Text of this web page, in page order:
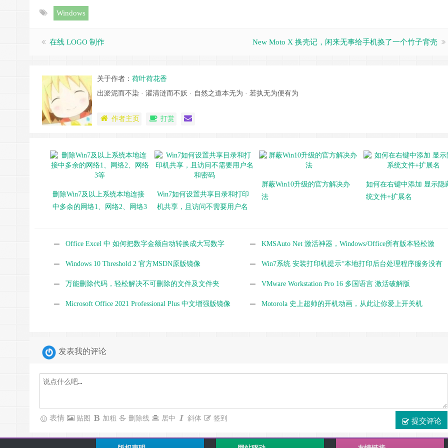
Windows
在线 LOGO 制作 New Moto X 换壳记，闲来无事给手机换了一个竹子背壳
关于作者： 荷叶荷花香
出淤泥而不染 · 濯清涟而不妖 · 自然之道本无为 · 若执无为便有为
作者主页 打赏
删除Win7及以上系统本地连接
中多余的网络1、网络2、网络3
Win7如何设置共享目录和打印
机共享，且访问不需要用户名
屏蔽Win10升级的官方解决办
法
如何在右键中添加 显示隐
统文件+扩展名
Office Excel 中 如何把数字金额自动转换成大写数字
KMSAuto Net 激活神器，Windows/Office所有版本轻松激
Windows 10 Threshold 2 官方MSDN原版镜像
Win7系统 安装打印机提示“本地打印后台处理程序服务没有
万能删除代码，轻松解决不可删除的文件及文件夹 VMware Workstation Pro 16 多国语言 激活破解版
Microsoft Office 2021 Professional Plus 中文增强版镜像 Motorola 史上超帅的开机动画，从此让你爱上开关机
发表我的评论
提交评论
表情 贴图 加粗 删除线 居中 斜体 签到